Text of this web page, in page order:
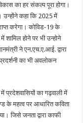
का हर संकल्प पूरा होगा।
उन्होंने कहा कि 2025 में
करेगा। कोविड-19 के
होने पर भी उन्होने
ने एन.एच.ए.आई. द्वारा
का भी अवलोकन
में प्रदेशवासियों का गढ़वाली में
के महत्व पर आधारित कविता
जिसे जनता द्वारा काफी